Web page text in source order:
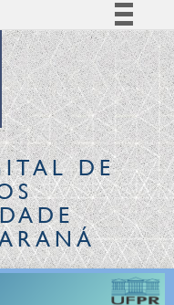
Simplifique!
Comunica BR
Participe
Acesso à informação
Legislação
CanaisDE